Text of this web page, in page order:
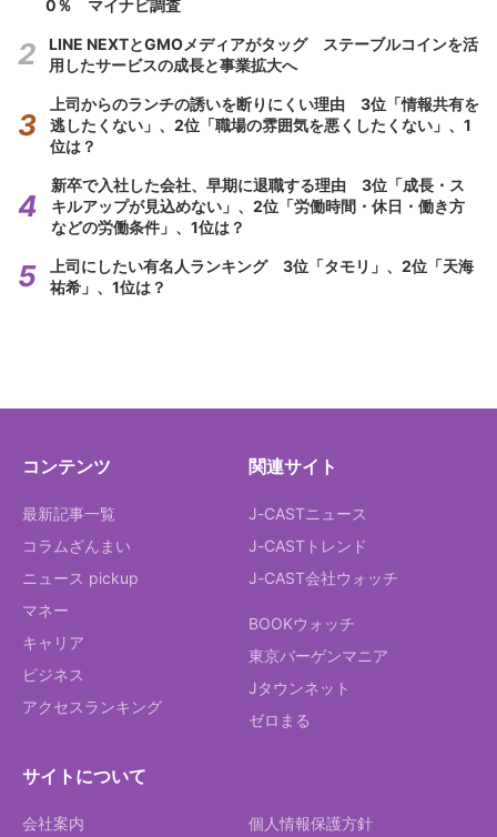
0％ マイナビ調査
LINE NEXTとGMOメディアがタッグ ステーブルコインを活
用したサービスの成長と事業拡大へ
上司からのランチの誘いを断りにくい理由 3位「情報共有を
逃したくない」、2位「職場の雰囲気を悪くしたくない」、1
位は？
新卒で入社した会社、早期に退職する理由 3位「成長・ス
キルアップが見込めない」、2位「労働時間・休日・働き方
などの労働条件」、1位は？
上司にしたい有名人ランキング 3位「タモリ」、2位「天海
祐希」、1位は？
コンテンツ
最新記事一覧
コラムざんまい
ニュース pickup
マネー
キャリア
ビジネス
アクセスランキング
関連サイト
J-CASTニュース
J-CASTトレンド
J-CAST会社ウォッチ
BOOKウォッチ
東京バーゲンマニア
Jタウンネット
ゼロまる
サイトについて
会社案内 個人情報保護方針